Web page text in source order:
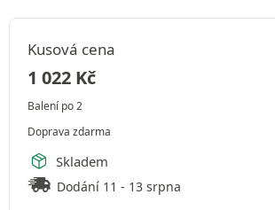
Kusová cena
1 022 Kč
Balení po 2
Doprava zdarma
Skladem
Dodání 11 - 13 srpna